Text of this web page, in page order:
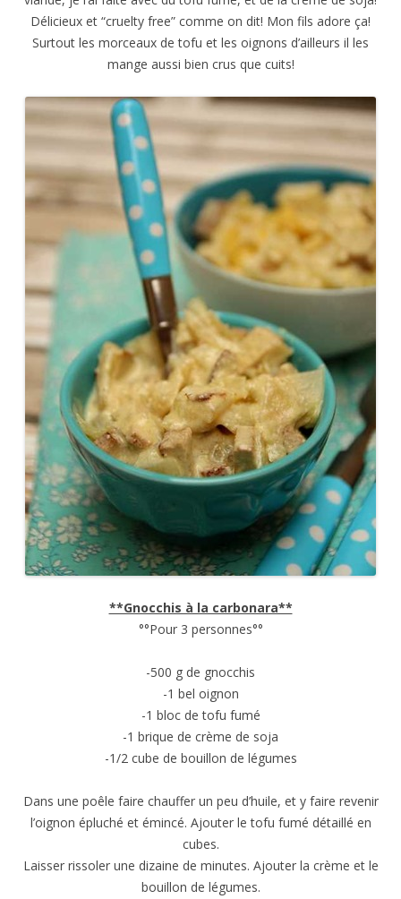
Délicieux et “cruelty free” comme on dit! Mon fils adore ça!
Surtout les morceaux de tofu et les oignons d’ailleurs il les
mange aussi bien crus que cuits!
**Gnocchis à la carbonara**
°°Pour 3 personnes°°
-500 g de gnocchis
-1 bel oignon
-1 bloc de tofu fumé
-1 brique de crème de soja
-1/2 cube de bouillon de légumes
Dans une poêle faire chauffer un peu d’huile, et y faire revenir
l’oignon épluché et émincé. Ajouter le tofu fumé détaillé en
cubes.
Laisser rissoler une dizaine de minutes. Ajouter la crème et le
bouillon de légumes.